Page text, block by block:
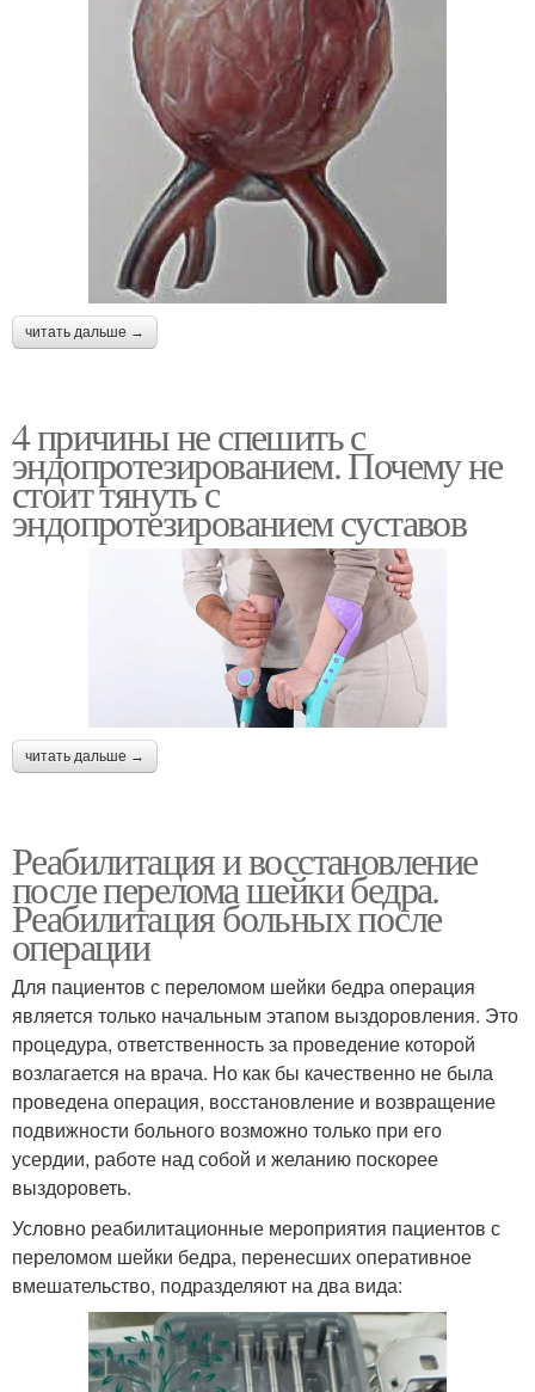
читать дальше →
4 причины не спешить с
эндопротезированием. Почему не
стоит тянуть с
эндопротезированием суставов
читать дальше →
Реабилитация и восстановление
после перелома шейки бедра.
Реабилитация больных после
операции
Для пациентов с переломом шейки бедра операция
является только начальным этапом выздоровления. Это
процедура, ответственность за проведение которой
возлагается на врача. Но как бы качественно не была
проведена операция, восстановление и возвращение
подвижности больного возможно только при его
усердии, работе над собой и желанию поскорее
выздороветь.
Условно реабилитационные мероприятия пациентов с
переломом шейки бедра, перенесших оперативное
вмешательство, подразделяют на два вида: